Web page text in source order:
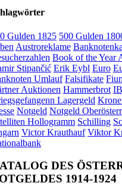
Gulden 1825 500 Gulden
Austroreklame
Book of the Year
Stipančić Erik Eybl Euro
Umlauf Falsifikate
Auktionen Hammerbrot
Lagergeld
Notgeld Notgeld
Hollogramm Schilling
Victor Krauthauf Viktor
DES
1914-1924